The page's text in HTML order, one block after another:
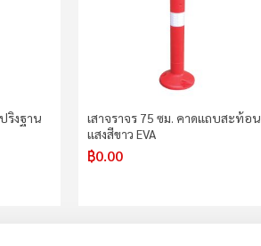
ริงฐาน
เสาจราจร 75 ซม. คาดแถบสะท้อน
แสงสีขาว EVA
฿0.00